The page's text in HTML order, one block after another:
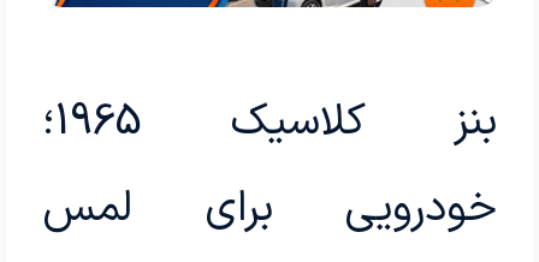
بنز کلاسیک 1965؛
خودرویی برای لمس